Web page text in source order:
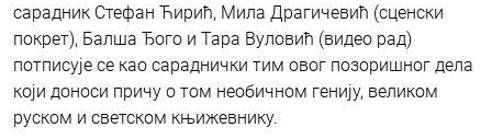
сарадник Стефан Ћирић, Мила Драгичевић (сценски
покрет), Балша Ђого и Тара Вуловић (видео рад)
потписује се као сараднички тим овог позоришног дела
који доноси причу о том необичном генију, великом
руском и светском књижевнику.